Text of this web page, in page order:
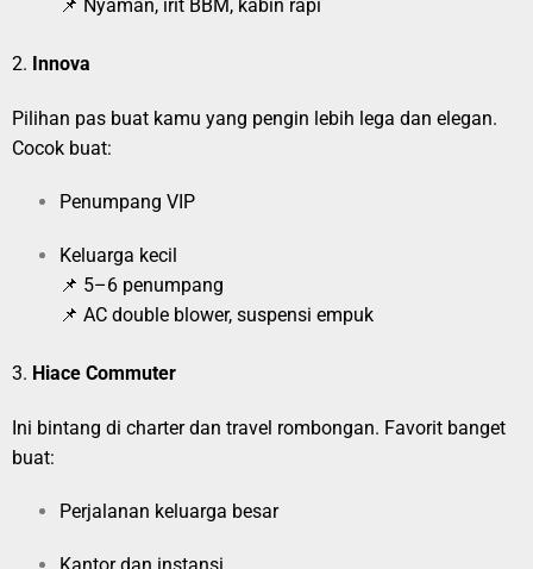
📌 Nyaman, irit BBM, kabin rapi
2. Innova
Pilihan pas buat kamu yang pengin lebih lega dan elegan.
Cocok buat:
Penumpang VIP
Keluarga kecil
📌 5–6 penumpang
📌 AC double blower, suspensi empuk
3. Hiace Commuter
Ini bintang di charter dan travel rombongan. Favorit banget
buat:
Perjalanan keluarga besar